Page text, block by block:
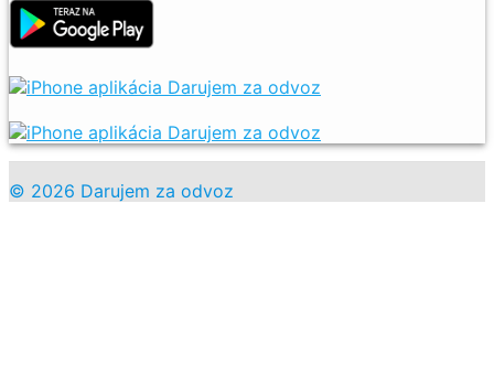
© 2026 Darujem za odvoz